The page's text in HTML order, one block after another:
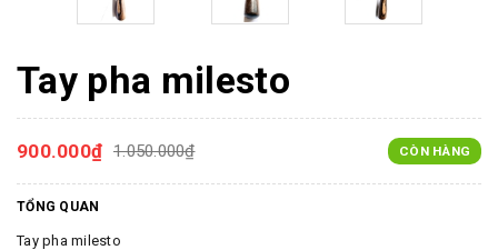
Tay pha milesto
900.000₫ 1.050.000₫ CÒN HÀNG
TỔNG QUAN
Tay pha milesto